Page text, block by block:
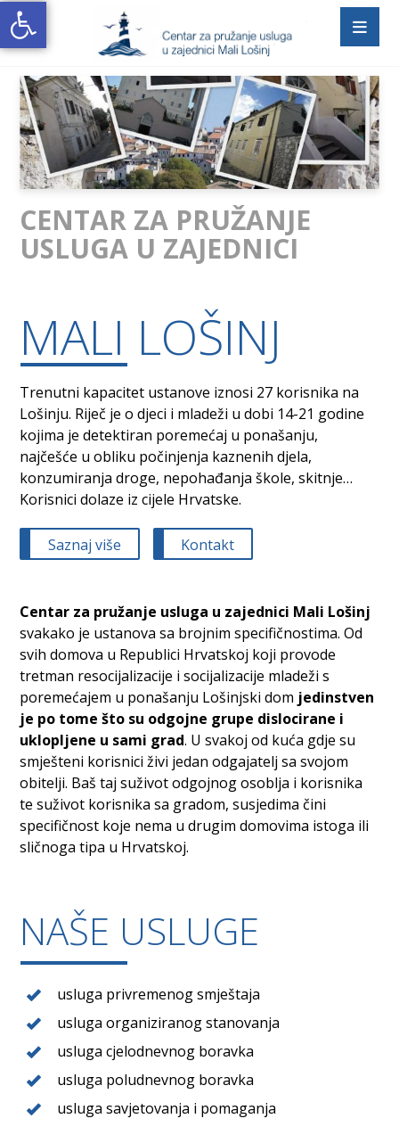
Open toolbar
CENTAR ZA PRUŽANJE
USLUGA U ZAJEDNICI
MALI LOŠINJ
Trenutni kapacitet ustanove iznosi 27 korisnika na
Lošinju. Riječ je o djeci i mladeži u dobi 14-21 godine
kojima je detektiran poremećaj u ponašanju,
najčešće u obliku počinjenja kaznenih djela,
konzumiranja droge, nepohađanja škole, skitnje…
Korisnici dolaze iz cijele Hrvatske.
Saznaj više Kontakt
Centar za pružanje usluga u zajednici Mali Lošinj
svakako je ustanova sa brojnim specifičnostima. Od
svih domova u Republici Hrvatskoj koji provode
tretman resocijalizacije i socijalizacije mladeži s
poremećajem u ponašanju Lošinjski dom jedinstven
je po tome što su odgojne grupe dislocirane i
uklopljene u sami grad. U svakoj od kuća gdje su
smješteni korisnici živi jedan odgajatelj sa svojom
obitelji. Baš taj suživot odgojnog osoblja i korisnika
te suživot korisnika sa gradom, susjedima čini
specifičnost koje nema u drugim domovima istoga ili
sličnoga tipa u Hrvatskoj.
NAŠE USLUGE
usluga privremenog smještaja
usluga organiziranog stanovanja
usluga cjelodnevnog boravka
usluga poludnevnog boravka
usluga savjetovanja i pomaganja